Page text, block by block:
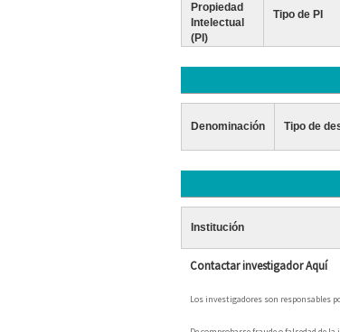
Propiedad
Intelectual
(PI)
Tipo de PI
Denominación Tipo de
Institución
Contactar investigador Aquí
Los investigadores son responsables